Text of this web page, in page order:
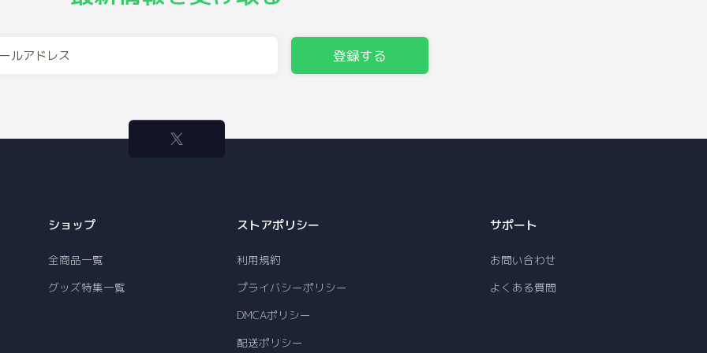
登録する
ショップ
全商品一覧
グッズ特集一覧
ストアポリシー
利用規約
プライバシーポリシー
DMCAポリシー
配送ポリシー
サポート
お問い合わせ
よくある質問